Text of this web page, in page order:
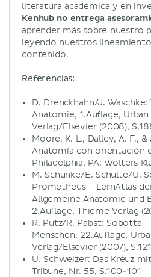
literatura académica y en
Kenhub no entrega
aprender más sobre nuestro
leyendo nuestros
contenido.
Referencias:
D. Drenckhahn/J. Waschke:
Anatomie, 1.Auflage, Urban
Verlag/Elsevier (2008),
Moore, K. L., Dalley, A. F., &
Anatomía con orientación
Philadelphia, PA: Wolters
M. Schünke/E. Schulte/U.
Prometheus – LernAtlas
Allgemeine Anatomie und
2.Auflage, Thieme Verlag
R. Putz/R. Pabst: Sobotta
Menschen, 22.Auflage,
Verlag/Elsevier (2007), S.121
U. Schweizer: Das Kreuz
Tribune, Nr. 55, S.100-101